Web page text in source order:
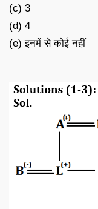
(c) 3
(d) 4
(e) इनमें से कोई नहीं